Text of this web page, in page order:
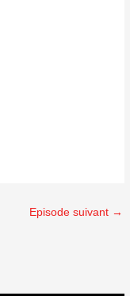
Episode suivant →